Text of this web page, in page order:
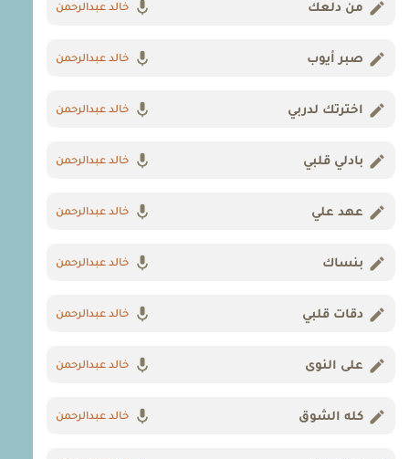
من دلعك خالد عبدالرحمن
صبر أيوب خالد عبدالرحمن
اخترتك لدربي خالد عبدالرحمن
بادلي قلبي خالد عبدالرحمن
عهد علي خالد عبدالرحمن
بنساك خالد عبدالرحمن
دقات قلبي خالد عبدالرحمن
على النوى خالد عبدالرحمن
كله الشوق خالد عبدالرحمن